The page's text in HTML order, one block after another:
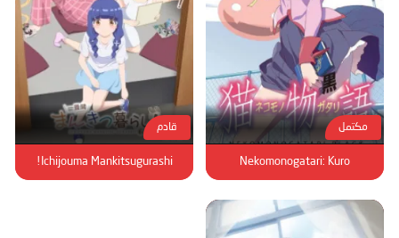
مكتمل
Nekomonogatari: Kuro
قادم
Ichijouma Mankitsugurashi!